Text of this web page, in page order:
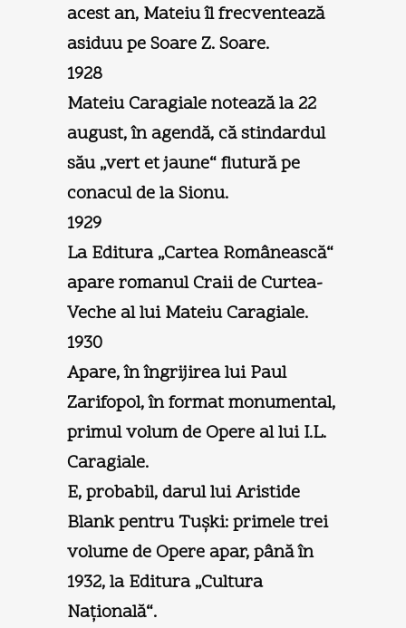
acest an, Mateiu îl frecventează
asiduu pe Soare Z. Soare.
1928
Mateiu Caragiale notează la 22
august, în agendă, că stindardul
său „vert et jaune“ flutură pe
conacul de la Sionu.
1929
La Editura „Cartea Românească“
apare romanul Craii de Curtea-
Veche al lui Mateiu Caragiale.
1930
Apare, în îngrijirea lui Paul
Zarifopol, în format monumental,
primul volum de Opere al lui I.L.
Caragiale.
E, probabil, darul lui Aristide
Blank pentru Tuşki: primele trei
volume de Opere apar, până în
1932, la Editura „Cultura
Naţională“.